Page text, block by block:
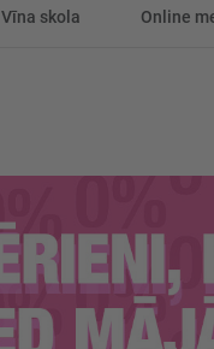
Vīna skola Online